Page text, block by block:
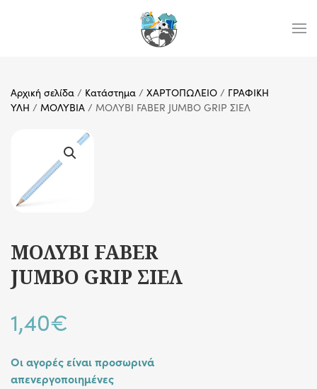
Αρχική σελίδα / Κατάστημα / ΧΑΡΤΟΠΩΛΕΙΟ / ΓΡΑΦΙΚΗ
ΥΛΗ / ΜΟΛΥΒΙΑ / ΜΟΛΥΒΙ FABER JUMBO GRIP ΣΙΕΛ
ΜΟΛΥΒΙ FABER
JUMBO GRIP ΣΙΕΛ
1,40€
Οι αγορές είναι προσωρινά
απενεργοποιημένες